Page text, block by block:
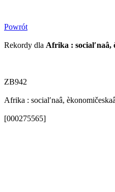
Powrót
Rekordy dla Afrika :
ZB942
Afrika : socialʹnaâ,
[000275565]